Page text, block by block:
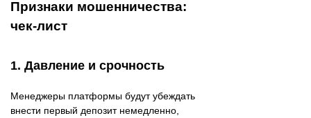
Признаки мошенничества:
чек-лист
1. Давление и срочность
Менеджеры платформы будут убеждать
внести первый депозит немедленно,